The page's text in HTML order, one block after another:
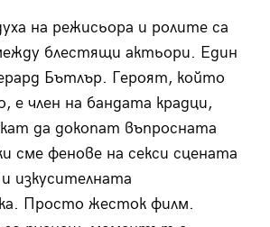
на режисьора и ролите са
блестящи актьори. Един
Бътлър. Героят, който
e член на бандата крадци,
да докопат въпросната
сме фенове на секси сцената
изкусителната
Просто жесток филм.